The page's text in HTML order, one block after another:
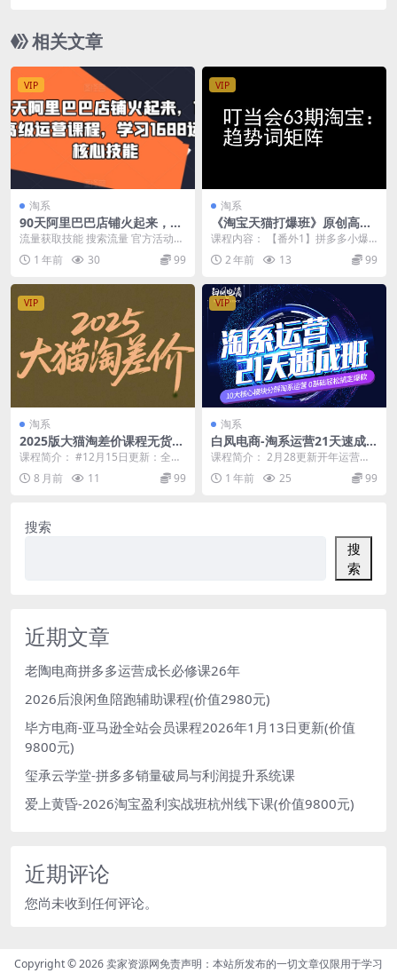
相关文章
VIP
淘系
90天阿里巴巴店铺火起来，16
88高级运营课程，学习1688运
营核心技能
流量获取技能 搜索流量 官方活动流
量火拼 找工厂 自营销分销市场 数
字营销行业活...
1 年前 30 99
VIP
淘系
《淘宝天猫打爆班》原创高阶
技术第63期，趋势词矩阵技术
和玩法
课程内容： 【番外1】拼多多小爆
款矩阵.mp4 【番外2】抖店商品卡
截流.mp4...
2 年前 13 99
VIP
淘系
2025版大猫淘差价课程无货源
电商2025年12月15日(价值39
80元)
课程简介： #12月15日更新：全站
高投产玩法，适合测款和单品放大
淘宝开店注册...
8 月前 11 99
VIP
淘系
白凤电商-淘系运营21天速成
班2025年2月更新(价值4999
元)
课程简介： 2月28更新开年运营重
点和最新玩法 0基础轻松搞定淘系
运营，不做假把...
1 年前 25 99
搜索
搜
索
近期文章
老陶电商拼多多运营成长必修课26年
2026后浪闲鱼陪跑辅助课程(价值2980元)
毕方电商-亚马逊全站会员课程2026年1月13日更新(价值
9800元)
玺承云学堂-拼多多销量破局与利润提升系统课
爱上黄昏-2026淘宝盈利实战班杭州线下课(价值9800元)
近期评论
您尚未收到任何评论。
Copyright © 2026卖家资源网免责声明：本站所发布的一切文章仅限用于学习